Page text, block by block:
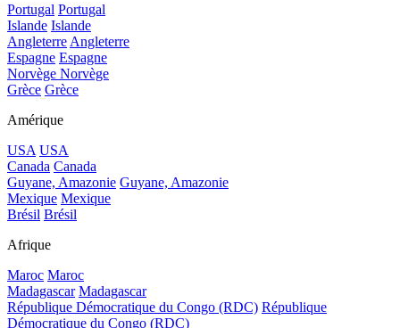
Portugal Portugal
Islande Islande
Angleterre Angleterre
Espagne Espagne
Norvège Norvège
Grèce Grèce
Amérique
USA USA
Canada Canada
Guyane, Amazonie Guyane, Amazonie
Mexique Mexique
Brésil Brésil
Afrique
Maroc Maroc
Madagascar Madagascar
République Démocratique du Congo (RDC) République
Démocratique du Congo (RDC)